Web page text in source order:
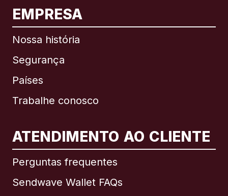
EMPRESA
Nossa história
Segurança
Países
Trabalhe conosco
ATENDIMENTO AO CLIENTE
Perguntas frequentes
Sendwave Wallet FAQs
Internacional English